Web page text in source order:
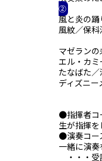
②
風と炎の
風紋／保科
マゼラン
エル・カミ
たなばた
ディズニ
●指揮者コ
生が指揮を
●演奏コー
一緒に演奏
・・・受